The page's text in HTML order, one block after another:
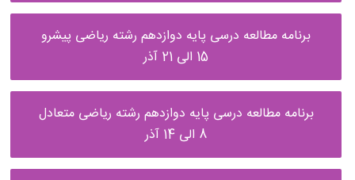
برنامه مطالعه درسی پایه دوازدهم رشته ریاضی پیشرو
15 الی 21 آذر
برنامه مطالعه درسی پایه دوازدهم رشته ریاضی متعادل
8 الی 14 آذر